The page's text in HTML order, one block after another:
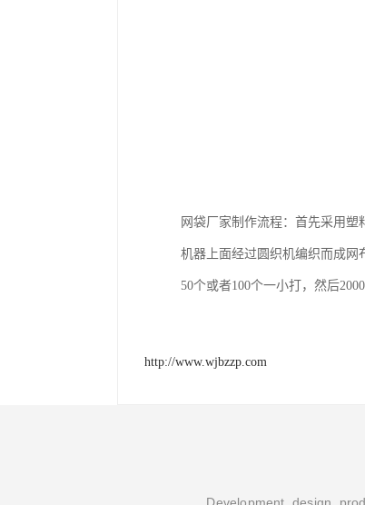
网袋厂家制作流程：首先采用
机器上面经过圆织机编织而成网
50个或者100个一小打，然后
http://www.wjbzzp.com